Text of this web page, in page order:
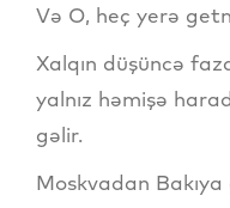
Və O, heç yerə
Xalqın düşüncə
yalnız həmişə
gəlir.
Moskvadan Bakıya